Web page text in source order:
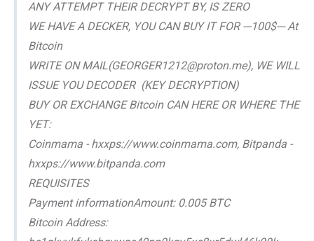
ANY ATTEMPT THEIR DECRYPT BY, IS ZERO
WE HAVE A DECKER, YOU CAN BUY IT FOR ---100$--- At
Bitcoin
WRITE ON MAIL(GEORGER1212@proton.me), WE WILL
ISSUE YOU DECODER (KEY DECRYPTION)
BUY OR EXCHANGE Bitcoin CAN HERE OR WHERE THE
YET:
Coinmama - hxxps://www.coinmama.com, Bitpanda -
hxxps://www.bitpanda.com
REQUISITES
Payment informationAmount: 0.005 BTC
Bitcoin Address: